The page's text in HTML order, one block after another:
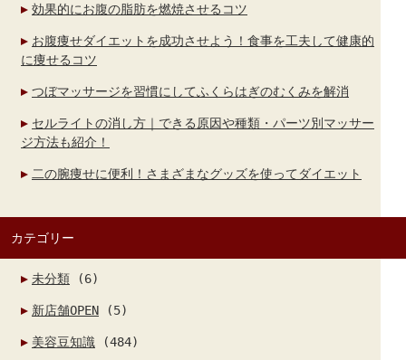
効果的にお腹の脂肪を燃焼させるコツ
お腹痩せダイエットを成功させよう！食事を工夫して健康的
に痩せるコツ
つぼマッサージを習慣にしてふくらはぎのむくみを解消
セルライトの消し方｜できる原因や種類・パーツ別マッサー
ジ方法も紹介！
二の腕痩せに便利！さまざまなグッズを使ってダイエット
カテゴリー
未分類 (6)
新店舗OPEN (5)
美容豆知識 (484)